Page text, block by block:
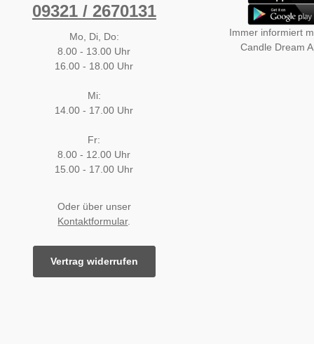
09321 / 2670131
Mo, Di, Do:
8.00 - 13.00 Uhr
16.00 - 18.00 Uhr
Mi:
14.00 - 17.00 Uhr
Fr:
8.00 - 12.00 Uhr
15.00 - 17.00 Uhr
Oder über unser
Kontaktformular.
Vertrag widerrufen
Immer informiert
Candle Dream